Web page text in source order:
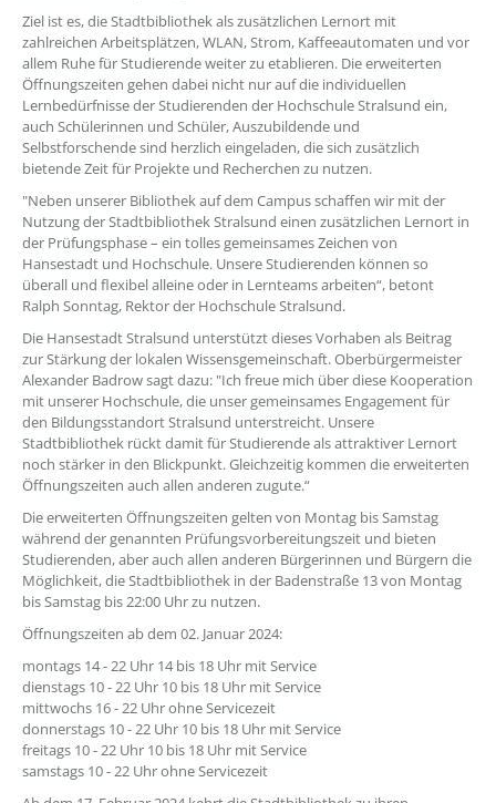
Ziel ist es, die Stadtbibliothek als zusätzlichen Lernort mit
zahlreichen Arbeitsplätzen, WLAN, Strom, Kaffeeautomaten und vor
allem Ruhe für Studierende weiter zu etablieren. Die erweiterten
Öffnungszeiten gehen dabei nicht nur auf die individuellen
Lernbedürfnisse der Studierenden der Hochschule Stralsund ein,
auch Schülerinnen und Schüler, Auszubildende und
Selbstforschende sind herzlich eingeladen, die sich zusätzlich
bietende Zeit für Projekte und Recherchen zu nutzen.
"Neben unserer Bibliothek auf dem Campus schaffen wir mit der
Nutzung der Stadtbibliothek Stralsund einen zusätzlichen Lernort in
der Prüfungsphase – ein tolles gemeinsames Zeichen von
Hansestadt und Hochschule. Unsere Studierenden können so
überall und flexibel alleine oder in Lernteams arbeiten“, betont
Ralph Sonntag, Rektor der Hochschule Stralsund.
Die Hansestadt Stralsund unterstützt dieses Vorhaben als Beitrag
zur Stärkung der lokalen Wissensgemeinschaft. Oberbürgermeister
Alexander Badrow sagt dazu: "Ich freue mich über diese Kooperation
mit unserer Hochschule, die unser gemeinsames Engagement für
den Bildungsstandort Stralsund unterstreicht. Unsere
Stadtbibliothek rückt damit für Studierende als attraktiver Lernort
noch stärker in den Blickpunkt. Gleichzeitig kommen die erweiterten
Öffnungszeiten auch allen anderen zugute.“
Die erweiterten Öffnungszeiten gelten von Montag bis Samstag
während der genannten Prüfungsvorbereitungszeit und bieten
Studierenden, aber auch allen anderen Bürgerinnen und Bürgern die
Möglichkeit, die Stadtbibliothek in der Badenstraße 13 von Montag
bis Samstag bis 22:00 Uhr zu nutzen.
Öffnungszeiten ab dem 02. Januar 2024:
montags 14 - 22 Uhr 14 bis 18 Uhr mit Service
dienstags 10 - 22 Uhr 10 bis 18 Uhr mit Service
mittwochs 16 - 22 Uhr ohne Servicezeit
donnerstags 10 - 22 Uhr 10 bis 18 Uhr mit Service
freitags 10 - 22 Uhr 10 bis 18 Uhr mit Service
samstags 10 - 22 Uhr ohne Servicezeit